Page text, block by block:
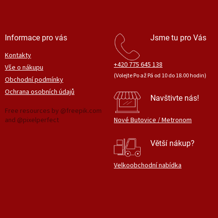
Informace pro vás
Kontakty
Vše o nákupu
Obchodní podmínky
Ochrana osobních údajů
Free resources by @freepik.com
and @pixelperfect
Jsme tu pro Vás
+420 775 645 138
(Volejte Po až Pá od 10 do 18.00 hodin)
Navštivte nás!
Nové Butovice / Metronom
Větší nákup?
Velkoobchodní nabídka